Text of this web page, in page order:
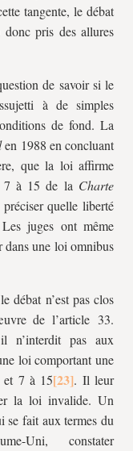
tangente, le débat
pris des allures
de savoir si le
à de simples
de fond. La
en 1988 en concluant
que la loi affirme
7 à 15 de la Charte
quelle liberté
juges ont même
dans une loi omnibus
débat n’est pas clos
de l’article 33.
n’interdit pas aux
loi comportant une
et 7 à 15
. Il leur
la loi invalide. Un
se fait aux termes du
Uni, constater